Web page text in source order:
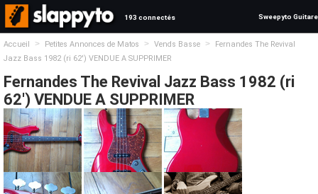
193 connectés Sweepyto Guitare
Accueil > Petites Annonces de Matos > Vends Basse >
Fernandes The Revival
Jazz Bass 1982 (ri 62') VENDUE A SUPPRIMER
Fernandes The Revival Jazz Bass 1982 (ri
62') VENDUE A SUPPRIMER